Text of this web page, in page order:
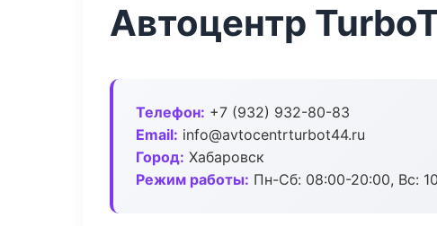
Автоцентр
Телефон: +7 (932) 932-80-83
Email: info@avtocentrturbot44.ru
Город: Хабаровск
Режим работы: Пн-Сб: 08:00-20:00, Вс: